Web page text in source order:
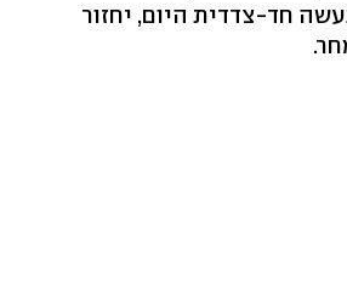
חד-צדדית היום, יחזור